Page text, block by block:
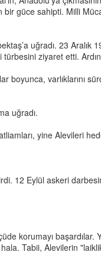
güce sahipti. Milli
uğradı. 23
ziyaret etti.
boyunca, varlıklarını
uğradı.
yine Alevileri
12 Eylül askeri
korumayı
Tabii, Alevilerin